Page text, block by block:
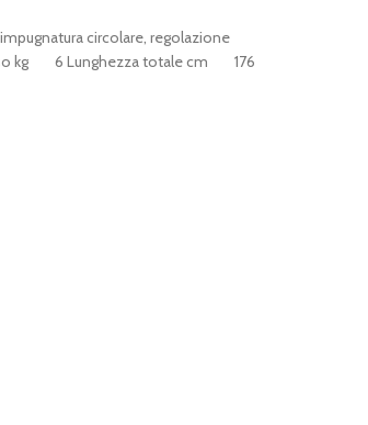
circolare, regolazione
kg 6 Lunghezza totale cm 176